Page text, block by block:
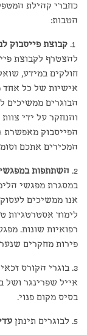
כחברי קהילת
הטבות:
קבוצת פייסבוק
להצטרף לקבוצת
חולקים במידע,
אישיות של כל אחד
הבוגרים ממשיכים
והנחקר על ידי
הפייסבוק מאפשרת
המכירים אתכם
2. השתתפות במפגשי
במסגרת מפגשי
אנו ממשיכים
לימוד אסטרטגיות
רפואיות שונות.
פירות מחקרים
3. בוגרי הקורס זכאים להשתתף
אייל שפרינגר ושל
בסיס מקום פנוי.
5. לבוגרים תינתן